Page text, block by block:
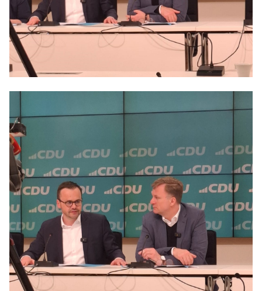
CDU Deutschland
CDU Fraktion im Brandenburger Landtag
CDU Brandenburg